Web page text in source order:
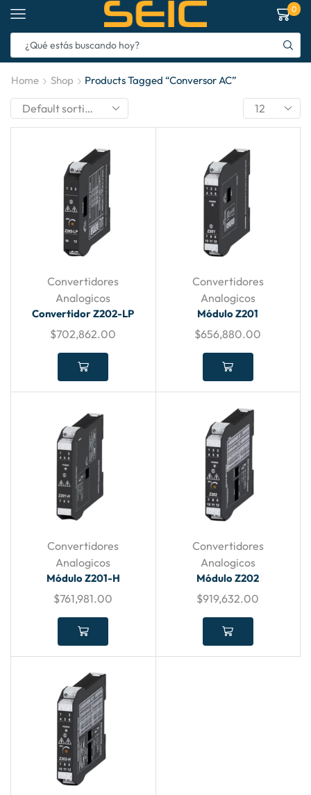
0
Home Shop Products Tagged “conversor AC”
Convertidores
Analogicos
Convertidor Z202-LP
$702,862.00
Convertidores
Analogicos
Módulo Z201
$656,880.00
Convertidores
Analogicos
Módulo Z201-H
$761,981.00
Convertidores
Analogicos
Módulo Z202
$919,632.00